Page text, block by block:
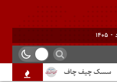
سسک چیف چاف دم جنبانک ابلق